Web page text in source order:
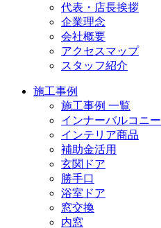
代表・店長挨拶
企業理念
会社概要
アクセスマップ
スタッフ紹介
施工事例
施工事例 一覧
インナーバルコニー
インテリア商品
補助金活用
玄関ドア
勝手口
浴室ドア
窓交換
内窓